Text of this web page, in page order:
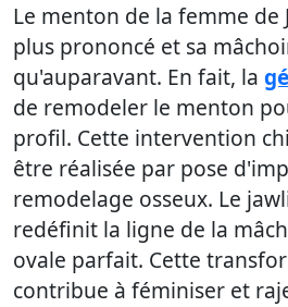
Le menton de la femme de
plus prononcé et sa
qu'auparavant. En fait, la
de remodeler le menton
profil. Cette intervention
être réalisée par pose
remodelage osseux. Le
redéfinit la ligne de la
ovale parfait. Cette
contribue à féminiser et